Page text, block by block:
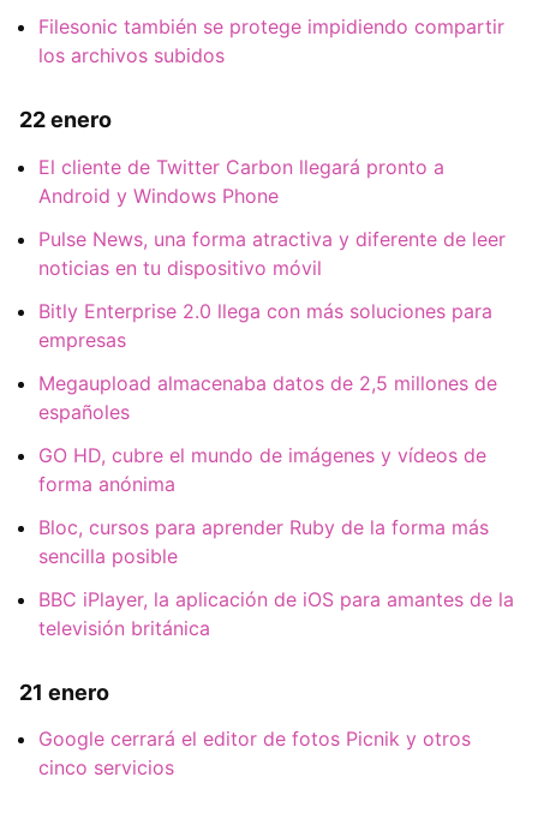
Filesonic también se protege impidiendo compartir
los archivos subidos
22 enero
El cliente de Twitter Carbon llegará pronto a
Android y Windows Phone
Pulse News, una forma atractiva y diferente de leer
noticias en tu dispositivo móvil
Bitly Enterprise 2.0 llega con más soluciones para
empresas
Megaupload almacenaba datos de 2,5 millones de
españoles
GO HD, cubre el mundo de imágenes y vídeos de
forma anónima
Bloc, cursos para aprender Ruby de la forma más
sencilla posible
BBC iPlayer, la aplicación de iOS para amantes de la
televisión británica
21 enero
Google cerrará el editor de fotos Picnik y otros
cinco servicios